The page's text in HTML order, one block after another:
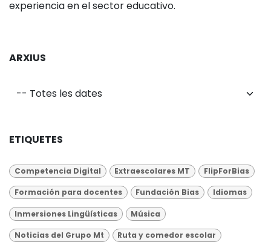
experiencia en el sector educativo.
ARXIUS
ETIQUETES
Competencia Digital Extraescolares MT FlipForBias
Formación para docentes Fundación Bias Idiomas
Inmersiones Lingüísticas Música
Noticias del Grupo Mt Ruta y comedor escolar